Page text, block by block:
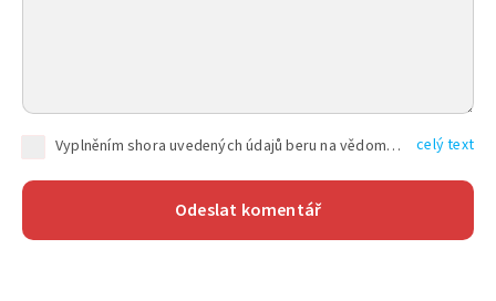
Vyplněním shora uvedených údajů beru na vědomí, že společnost TEXT FACTORY s.r.o., sídlem Brno, Durďákova 336/29, Černá Pole, PSČ: 613 00, IČ: 06157831, zapsané u Krajského soudu v Brně, oddíl C, vložka 100399, bude zpracovávat mé osobní údaje uvedené v rámci mnou vyplněného registračního formuláře na základě oprávněných zájmů TEXT FACTORY s.r.o. dle čl. 6 odst. 1 písm. f) GDPR a pro splnění právních povinností (čl. 6 odst. 1 písm. c) GDPR), a to pro tyto účely: nezbytnost zajistit oprávnění návštěvníka webových stránek provozovaných společností TEXT FACTORY s.r.o. přispívat aktivně ke zveřejněným článkům nebo v rámci diskusních fór a výkon práv TEXT FACTORY s.r.o. jako administrátora těchto diskusních fór. Více informací o zpracování osobních údajů a právech lze nalézt v celý text